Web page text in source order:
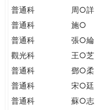
普通科
周○詳
普通科
施○
普通科
張○綸
觀光科
王○芝
普通科
鄧○柔
普通科
宋○廷
普通科
蘇○志